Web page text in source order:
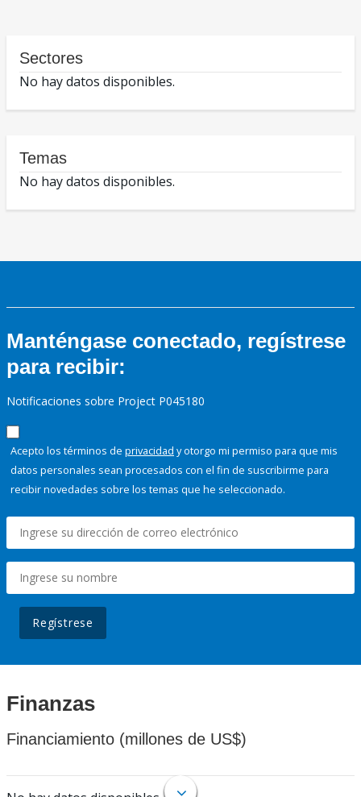
Sectores
No hay datos disponibles.
Temas
No hay datos disponibles.
Manténgase conectado, regístrese
para recibir:
Notificaciones sobre Project P045180
Acepto los términos de privacidad y otorgo mi permiso para que mis
datos personales sean procesados con el fin de suscribirme para
recibir novedades sobre los temas que he seleccionado.
Regístrese
Finanzas
Financiamiento (millones de US$)